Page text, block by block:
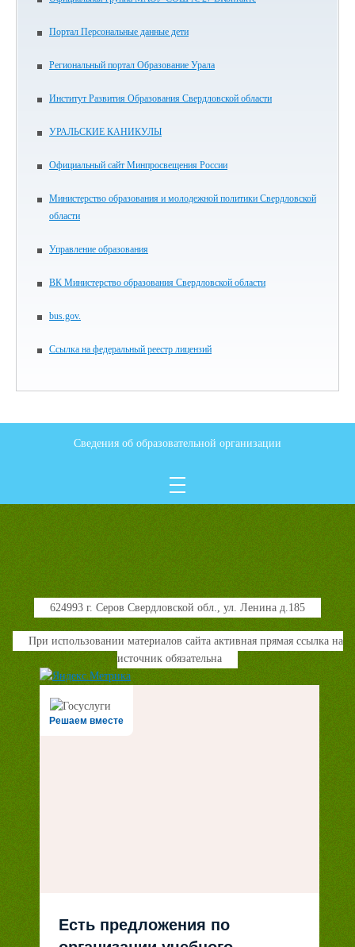
Портал Персональные данные дети
Региональный портал Образование Урала
Институт Развития Образования Свердловской области
УРАЛЬСКИЕ КАНИКУЛЫ
Официальный сайт Минпросвещения России
Министерство образования и молодежной политики Свердловской
области
Управление образования
ВК Министерство образования Свердловской области
bus.gov.
Ссылка на федеральный реестр лицензий
Сведения об образовательной организации
624993 г. Серов Свердловской обл., ул. Ленина д.185
При использовании материалов сайта активная прямая ссылка на
источник обязательна
Решаем вместе
Есть предложения по